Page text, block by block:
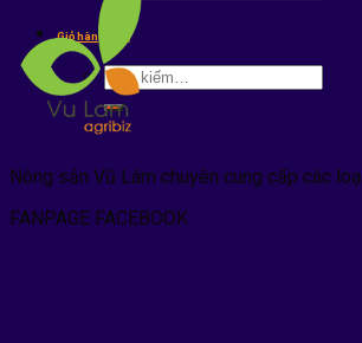
kiếm:
Giỏ hàng / ₫
Tìm
kiếm:
Nông sản Vũ Lâm chuyên cung cấp các
FANPAGE FACEBOOK